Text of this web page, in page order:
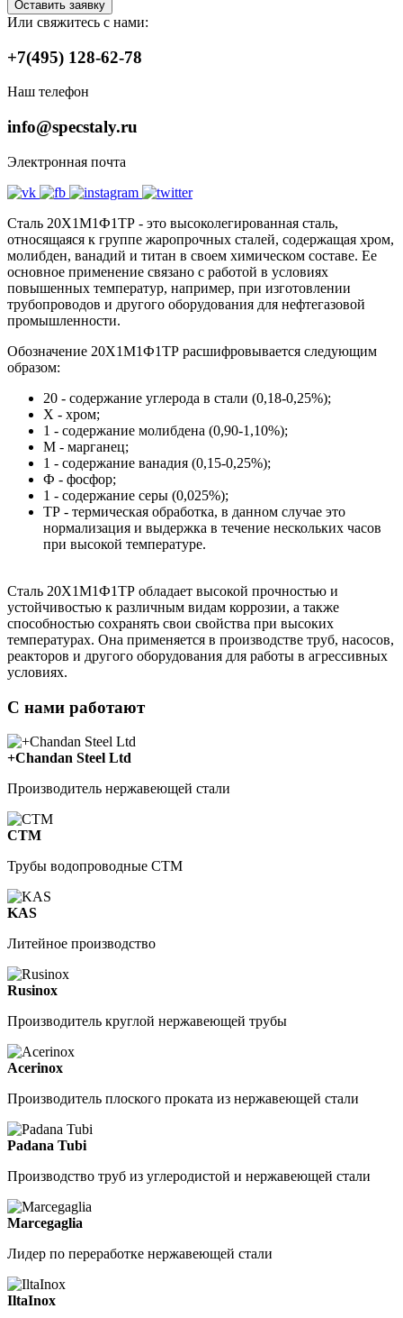
Оставить заявку
Или свяжитесь с нами:
+7(495) 128-62-78
Наш телефон
info@specstaly.ru
Электронная почта
Сталь 20Х1М1Ф1ТР - это высоколегированная сталь,
относящаяся к группе жаропрочных сталей, содержащая хром,
молибден, ванадий и титан в своем химическом составе. Ее
основное применение связано с работой в условиях
повышенных температур, например, при изготовлении
трубопроводов и другого оборудования для нефтегазовой
промышленности.
Обозначение 20Х1М1Ф1ТР расшифровывается следующим
образом:
20 - содержание углерода в стали (0,18-0,25%);
Х - хром;
1 - содержание молибдена (0,90-1,10%);
М - марганец;
1 - содержание ванадия (0,15-0,25%);
Ф - фосфор;
1 - содержание серы (0,025%);
ТР - термическая обработка, в данном случае это
нормализация и выдержка в течение нескольких часов
при высокой температуре.
Сталь 20Х1М1Ф1ТР обладает высокой прочностью и
устойчивостью к различным видам коррозии, а также
способностью сохранять свои свойства при высоких
температурах. Она применяется в производстве труб, насосов,
реакторов и другого оборудования для работы в агрессивных
условиях.
С нами работают
+Chandan Steel Ltd
Производитель нержавеющей стали
СТМ
Трубы водопроводные СТМ
KAS
Литейное производство
Rusinox
Производитель круглой нержавеющей трубы
Acerinox
Производитель плоского проката из нержавеющей стали
Padana Tubi
Производство труб из углеродистой и нержавеющей стали
Marcegaglia
Лидер по переработке нержавеющей стали
IltaInox